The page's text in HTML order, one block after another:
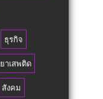
ธุรกิจ
ยาเสพติด
สังคม